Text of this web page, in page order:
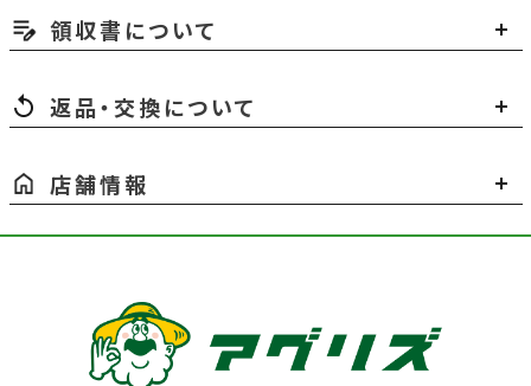
領収書について
返品・交換について
店舗情報